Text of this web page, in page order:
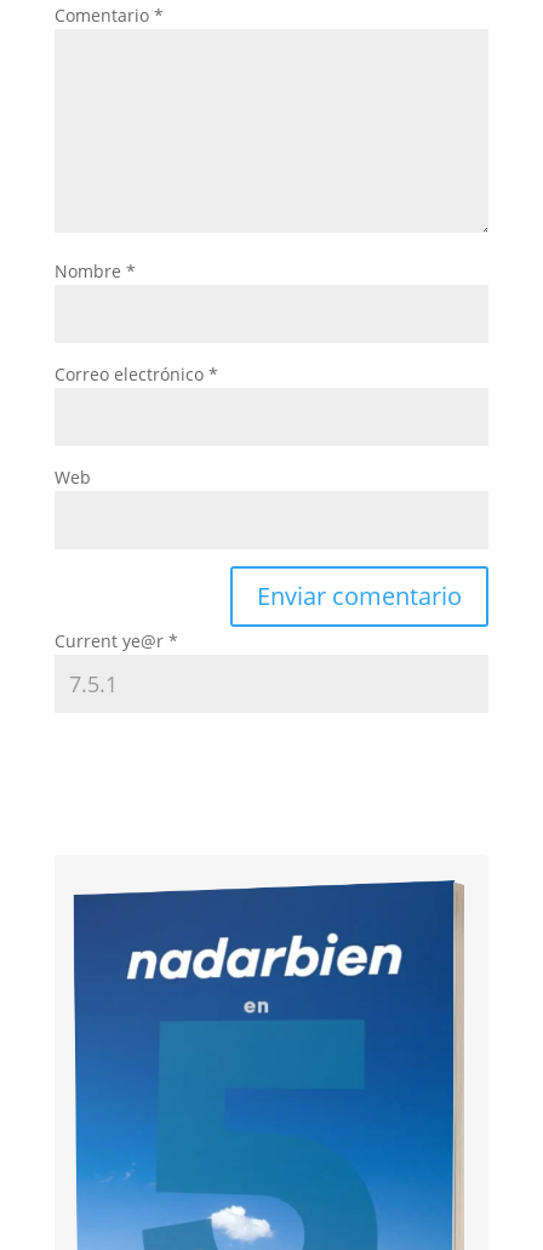
Comentario *
Nombre *
Correo electrónico *
Web
Current ye@r *